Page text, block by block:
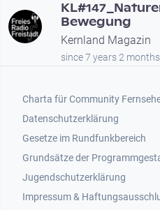
Bewegung
Kernland Magazin
since 7 years 2 months
Footer 1
Charta für Community
Datenschutzerklärung
Gesetze im Rundfunkbereich
Grundsätze der
Jugendschutzerklärung
Impressum &